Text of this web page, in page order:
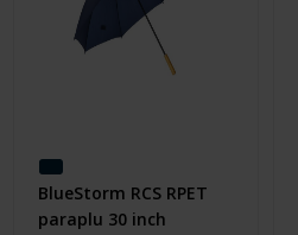
BlueStorm RCS RPET
paraplu 30 inch